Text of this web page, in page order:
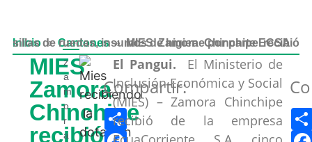
Inicio»Cantones»
MIES Zamora Chinchipe recibió sillas de ruedas, insumos de higiene por parte ECSA
MIES
Zamora
Chinchipe
recibió
z
a
m
o
r
a
Compartir:
Compartir
Facebook
El Pangui. El Ministerio de
Inclusión Económica y Social
(MIES) – Zamora Chinchipe
recibió de la empresa